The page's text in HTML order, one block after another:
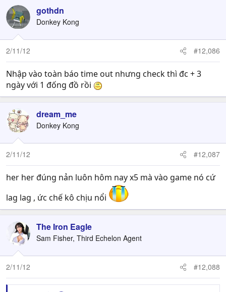
gothdn
Donkey Kong
2/11/12 #12,086
Nhập vào toàn báo time out nhưng check thì đc + 3
ngày với 1 đống đồ rồi
dream_me
Donkey Kong
2/11/12 #12,087
her her đúng nản luôn hôm nay x5 mà vào game nó cứ
lag lag , ức chế kô chịu nổi
The Iron Eagle
Sam Fisher, Third Echelon Agent
2/11/12 #12,088